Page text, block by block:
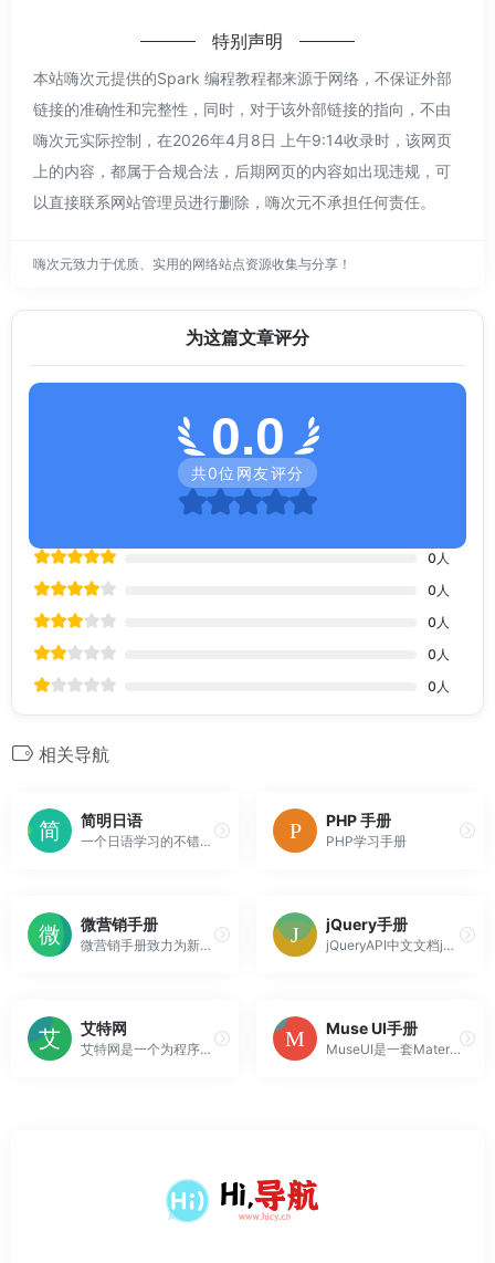
特别声明
本站嗨次元提供的Spark 编程教程都来源于网络，不保证外部
链接的准确性和完整性，同时，对于该外部链接的指向，不由
嗨次元实际控制，在2026年4月8日 上午9:14收录时，该网页
上的内容，都属于合规合法，后期网页的内容如出现违规，可
以直接联系网站管理员进行删除，嗨次元不承担任何责任。
嗨次元致力于优质、实用的网络站点资源收集与分享！
为这篇文章评分
0.0
共0位网友评分
0 人
0 人
0 人
0 人
0 人
相关导航
简明日语
一个日语学习的不错站点。NHK简明日语，它是由NHK日本广播协会推出的，算是半官方吧，免费日语入门学习网站。
PHP 手册
PHP学习手册
微营销手册
微营销手册致力为新媒体运营、微电商达人等广大微营销从业者打造一个良好的学习交流平台,为您提供最新微营销资讯、案例、软件、活动等,关注新媒体内容创业,帮助您找到合适的新媒体服务机构。帮助企业了解做微营销,如何挑选合适的服务商！
jQuery手册
jQueryAPI中文文档jQuery是一个高效、精简并且功能丰富的JavaScript工具库。它提供的API易于使用且兼容众多浏览器，这让诸如HTML文档遍历和操作、事件处理、动画和Ajax操作更加简单
艾特网
艾特网是一个为程序员提供服务的网址导航产品，艾特网整理了国内外非常优秀的开发网站，并提供更多相关行业的网站网址，意图给到开发者一个完善而又良好的网址导航，是iT行业人员值得收藏的导航网站。
Muse UI手册
MuseUI是一套MaterialDesign风格开源组件库，旨在快速搭建页面。它基于Vue2.0开发，并提供了自定义主题，充分满足可定制化的需求。